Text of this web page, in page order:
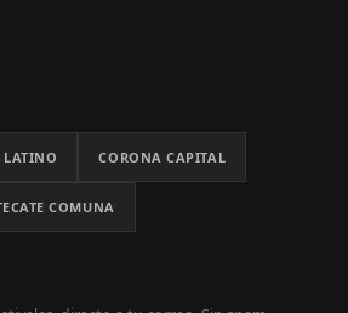
LATINO CORONA CAPITAL
COMUNA